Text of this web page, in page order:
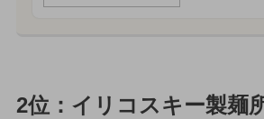
2位：イリコスキー製麺